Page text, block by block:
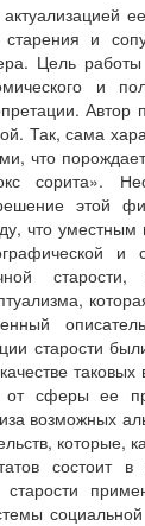
и
Цель
и
Автор
Так, сама
что
сорита».
этой
что уместным
и
старости,
старости
от сферы ее
возможных
которые,
состоит в